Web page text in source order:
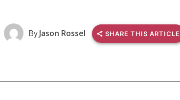
ByJason Rossel SHARE THIS ARTICLE